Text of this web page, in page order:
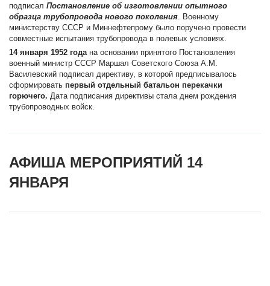
подписал Постановление об изготовлении опытного
образца трубопровода нового поколения. Военному
министерству СССР и Миннефтепрому было поручено провести
совместные испытания трубопровода в полевых условиях.
14 января 1952 годана основании принятого Постановления
военный министр СССР Маршал Советского Союза А.М.
Василевский подписал директиву, в которой предписывалось
сформировать первый отдельный батальон перекачки
горючего. Дата подписания директивы стала днем рождения
трубопроводных войск.
АФИША МЕРОПРИЯТИЙ 14
ЯНВАРЯ